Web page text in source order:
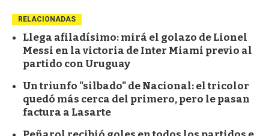
RELACIONADAS
Llega afiladísimo: mirá el golazo de Lionel
Messi en la victoria de Inter Miami previo al
partido con Uruguay
Un triunfo "silbado" de Nacional: el tricolor
quedó más cerca del primero, pero le pasan
factura a Lasarte